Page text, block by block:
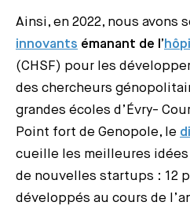
Ainsi, en 2022, nous avons
innovants émanant de l’
(CHSF) pour les
des chercheurs
grandes écoles d’Évry-
Point fort de Genopole, le
cueille les meilleures
de nouvelles startups : 12
développés au cours de